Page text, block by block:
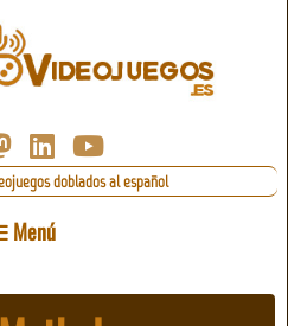
doblados al español
Menú